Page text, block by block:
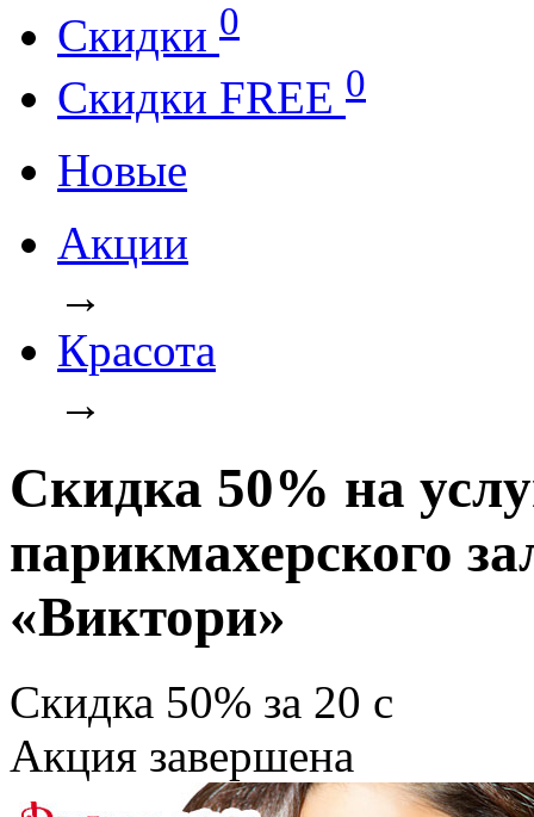
Скидки 0
Cкидки FREE 0
Новые
Акции
→
Красота
→
Скидка 50% на
парикмахерского
«Виктори»
Скидка 50% за 20 c
Акция завершена